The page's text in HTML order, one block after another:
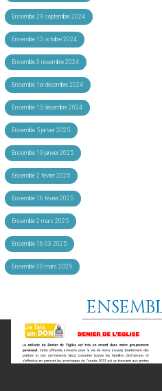
Ensemble 29 septembre 2024
Ensemble 13 octobre 2024
Ensemble 3 novembre 2024
Ensemble 1er décembre 2024
Ensemble 15 décembre 2024
Ensemble 5 janvier 2025
Ensemble 19 janvier 2025
Ensemble 2 février 2025
Ensemble 16 février 2025
Ensemble 2 mars 2025
Ensemble 16 03 2025
Ensemble 30 mars 2025